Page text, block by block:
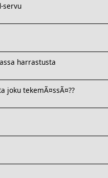
servu
harrastusta
joku tekemÃ¤ssÃ¤??